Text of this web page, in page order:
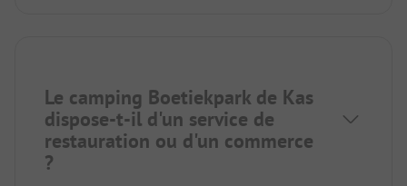
Le camping Boetiekpark de Kas
dispose-t-il d'un service de
restauration ou d'un commerce
?